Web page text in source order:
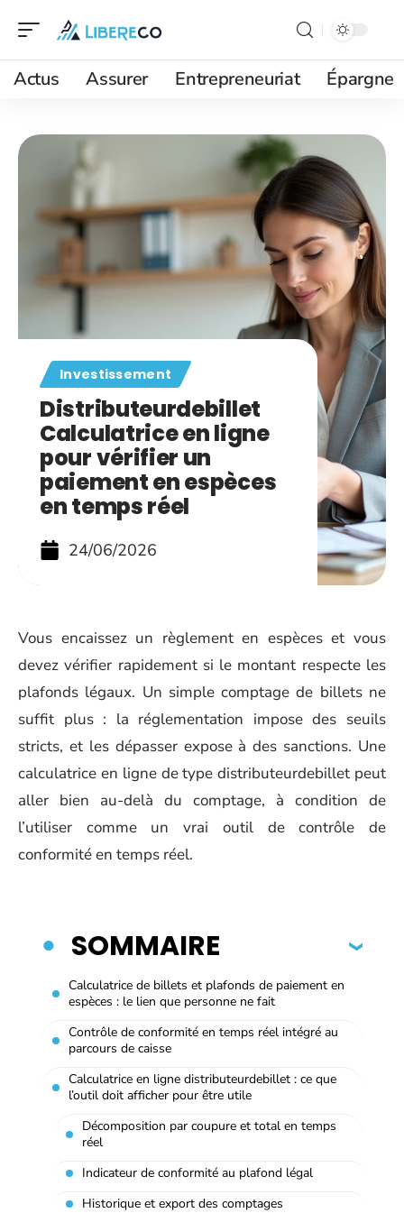
Actus Assurer Entrepreneuriat Épargne
Investissement
Distributeurdebillet
Calculatrice en ligne
pour vérifier un
paiement en espèces
en temps réel
24/06/2026
Vous encaissez un règlement en espèces et vous
devez vérifier rapidement si le montant respecte les
plafonds légaux. Un simple comptage de billets ne
suffit plus : la réglementation impose des seuils
stricts, et les dépasser expose à des sanctions. Une
calculatrice en ligne de type distributeurdebillet peut
aller bien au-delà du comptage, à condition de
l’utiliser comme un vrai outil de contrôle de
conformité en temps réel.
SOMMAIRE
Calculatrice de billets et plafonds de paiement en
espèces : le lien que personne ne fait
Contrôle de conformité en temps réel intégré au
parcours de caisse
Calculatrice en ligne distributeurdebillet : ce que
l’outil doit afficher pour être utile
Décomposition par coupure et total en temps
réel
Indicateur de conformité au plafond légal
Historique et export des comptages